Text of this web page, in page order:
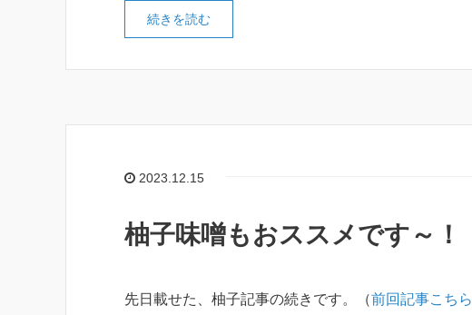
続きを読む
2023.12.15
柚子味噌もおススメです～！
先日載せた、柚子記事の続きです。（前回記事こちら